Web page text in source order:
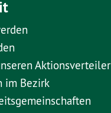
Aktionsverteiler
im Bezirk